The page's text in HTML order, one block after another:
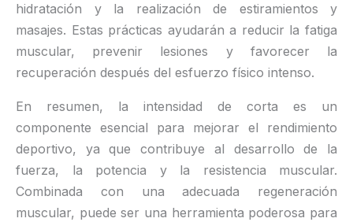
hidratación y la realización de estiramientos y
masajes. Estas prácticas ayudarán a reducir la fatiga
muscular, prevenir lesiones y favorecer la
recuperación después del esfuerzo físico intenso.
En resumen, la intensidad de corta es un
componente esencial para mejorar el rendimiento
deportivo, ya que contribuye al desarrollo de la
fuerza, la potencia y la resistencia muscular.
Combinada con una adecuada regeneración
muscular, puede ser una herramienta poderosa para